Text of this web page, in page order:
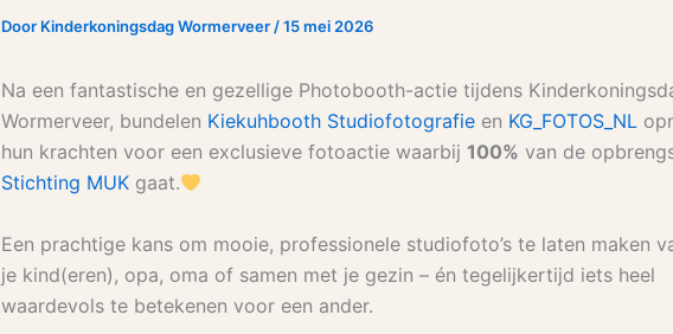
Door Kinderkoningsdag Wormerveer/15 mei 2026
Na een fantastische en gezellige Photobooth-actie tijdens
Wormerveer, bundelen Kiekuhbooth Studiofotografie en KG_FOTOS_NL
hun krachten voor een exclusieve fotoactie waarbij 100% van de
Stichting MUK gaat.
Een prachtige kans om mooie, professionele studiofoto’s te laten maken
je kind(eren), opa, oma of samen met je gezin – én tegelijkertijd iets heel
waardevols te betekenen voor een ander.